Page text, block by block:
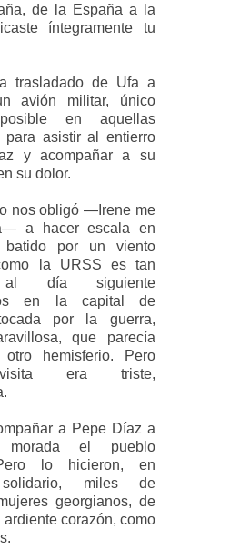
de la España a la
íntegramente tu
trasladado de Ufa a
avión militar, único
en aquellas
para asistir al entierro
y acompañar a su
su dolor.
nos obligó —Irene me
a hacer escala en
batido por un viento
la URSS es tan
al día siguiente
en la capital de
por la guerra,
que parecía
hemisferio. Pero
era triste,
a Pepe Díaz a
el pueblo
lo hicieron, en
solidario, miles de
georgianos, de
ardiente corazón, como